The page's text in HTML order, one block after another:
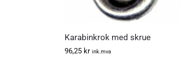
Karabinkrok med skrue
96,25 kr ink.mva